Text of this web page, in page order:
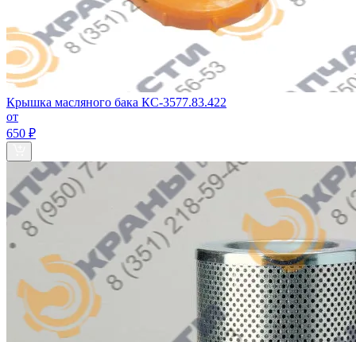
Крышка масляного бака КС-3577.83.422
от
650 ₽